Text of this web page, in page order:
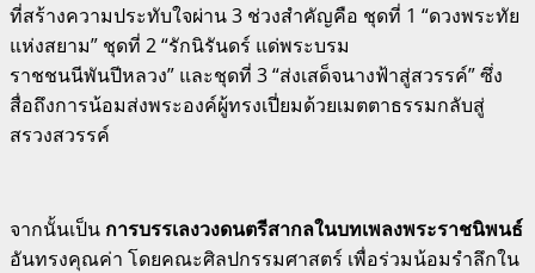
ที่สร้างความประทับใจผ่าน 3 ช่วงสำคัญคือ ชุดที่ 1 “ดวงพระทัย
แห่งสยาม” ชุดที่ 2 “รักนิรันดร์ แด่พระบรม
ราชชนนีพันปีหลวง” และชุดที่ 3 “ส่งเสด็จนางฟ้าสู่สวรรค์” ซึ่ง
สื่อถึงการน้อมส่งพระองค์ผู้ทรงเปี่ยมด้วยเมตตาธรรมกลับสู่
สรวงสวรรค์
จากนั้นเป็น การบรรเลงวงดนตรีสากลในบทเพลงพระราชนิพนธ์
อันทรงคุณค่า โดยคณะศิลปกรรมศาสตร์ เพื่อร่วมน้อมรำลึกใน